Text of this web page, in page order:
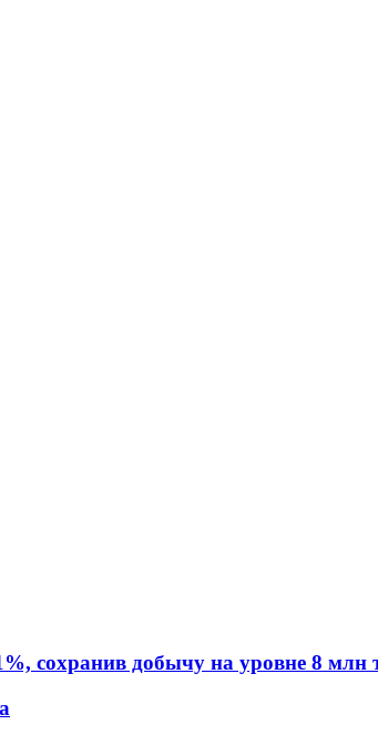
сохранив добычу на уровне 8 млн